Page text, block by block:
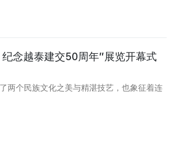
念越泰建交50周年”展览开幕式
两个民族文化之美与精湛技艺，也象征着连